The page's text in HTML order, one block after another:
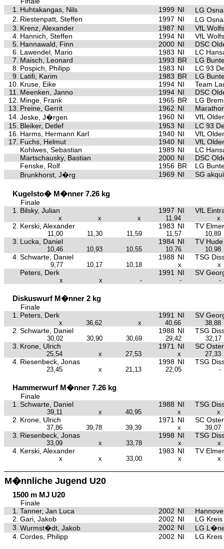
1.
Huhtakangas, Nils 1999 NI
LG
2. Riestenpatt, Steffen 1997 NI
LG
3. Krenz, Alexander 1987 NI
VfL
4. Hannich, Steffen 1994 NI
VfL
5. Hannawald, Finn 2000 NI
DSC
6. Lawendel, Mario 1983 NI
LC
7. Maisch, Leonard 1993 BR
LG
8. Pospich, Philipp 1983 NI
LC 93
9. Latifi, Karim 1983 BR
LG
10. Kruse, Eike 1994 NI
Team
11.
Meenken, Janno 1994 NI
DSC
12. Minge, Frank 1965 BR
LG
13. Preine, Gerrit 1962 NI
14. Jeske, J�rgen 1960 NI
VfL
15. Bleiker, Detlef 1953 NI
LC 93
16. Harms, Hermann Karl 1940 NI
VfL
17. Fuchs, Helmut 1940 NI
VfL
Kohlwes, Sebastian
1989 NI
LC
Martschausky, Bastian
2000 NI
DSC
Fenske, Rolf
1956 BR
LG
Brunkhorst, J�rg
1969 NI SG
Kugelsto� M�nner 7.26 kg
Finale
1.
Bilsky, Julian 1997 NI VfL
x x x 11,94 x
2. Kerski, Alexander 1983 NI TV
11,00 11,30 11,59 11,57 10,89
3. Lucka, Daniel 1984 NI TV Hude
10,46 10,93 10,55 10,76 10,98
4. Schwarte, Daniel 1988 NI TSG
9,77 10,17 10,18 x x
Peters, Derk 1991 NI SV
x x - - -
Diskuswurf M�nner 2 kg
Finale
1.
Peters, Derk 1991 NI SV
x 36,62 x 40,66 38,88
2. Schwarte, Daniel 1988 NI TSG
30,02 30,90 30,69 29,42 32,17
3. Krone, Ulrich 1971 NI SC
25,54 x 27,53 x 27,33
4. Riesenbeck, Jonas 1998 NI TSG
23,45 x 21,13 22,05 -
Hammerwurf M�nner 7.26 kg
Finale
1.
Schwarte, Daniel 1988 NI TSG
39,11 x 40,95 x x
2. Krone, Ulrich 1971 NI SC
37,86 39,78 39,39 x 39,07
3. Riesenbeck, Jonas 1998 NI TSG
33,09 x 33,78 x x
4. Kerski, Alexander 1983 NI TV
x x 33,00 x x
M�nnliche Jugend U20
1500 m MJ U20
Finale
1.
Tanner, Jan Luca 2002 NI
2. Gari, Jakob 2002 NI
LG
3. Wurmst�dt, Jakob 2002 NI
LG
4. Cordes, Philipp 2002 NI LG